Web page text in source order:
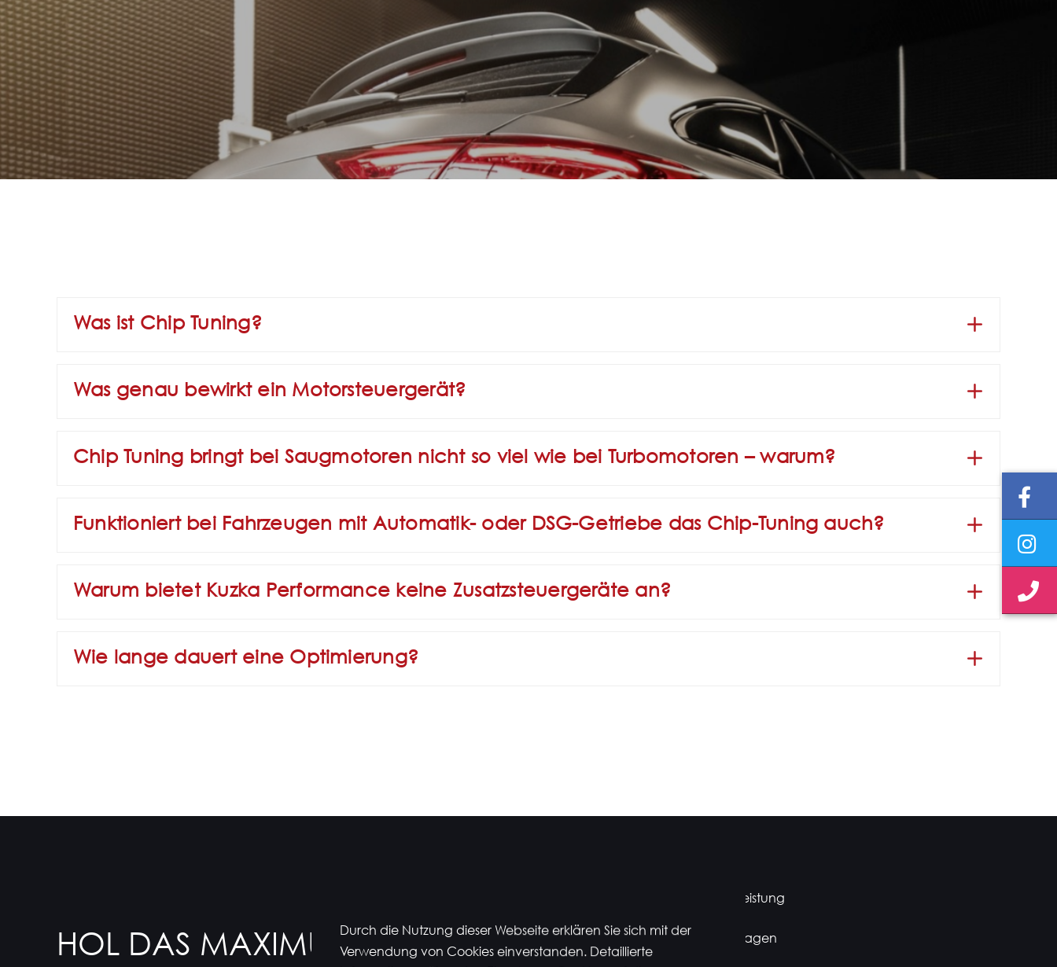
FAQ
Kontakt
Facebook
Kontaktieren Sie uns
performance@kuzka.de
+49 (0) 5961-9229
Was ist Chip Tuning?
Was genau bewirkt ein Motorsteuergerät?
Chip Tuning bringt bei Saugmotoren nicht so viel wie bei Turbomotoren – warum?
Funktioniert bei Fahrzeugen mit Automatik- oder DSG-Getriebe das Chip-Tuning auch?
Warum bietet Kuzka Performance keine Zusatzsteuergeräte an?
Wie lange dauert eine Optimierung?
HOL DAS MAXIMUM AUS
Bis zu 40% mehr Leistung
Kostenloser Leihwagen
Durch die Nutzung dieser Webseite erklären Sie sich mit der
Verwendung von Cookies einverstanden. Detaillierte